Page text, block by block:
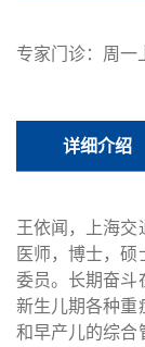
专家门诊：周一
详细介绍
王依闻，上海
医师，博士，
委员。长期奋斗
新生儿期各种重
和早产儿的综合